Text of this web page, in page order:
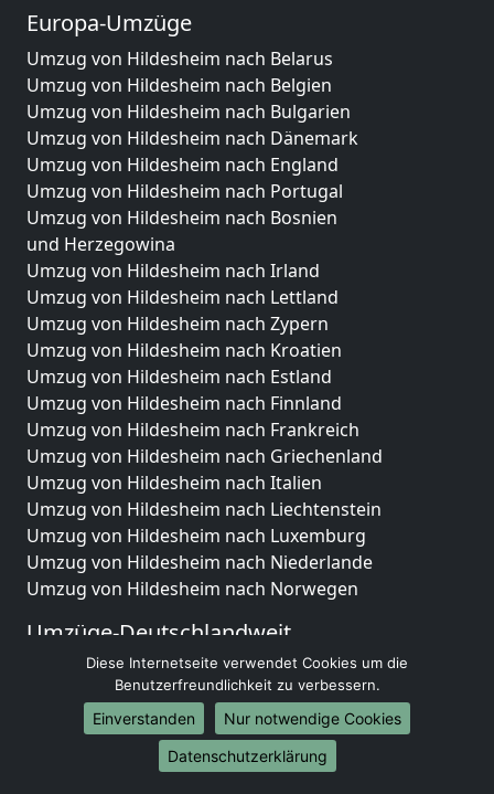
Europa-Umzüge
Umzug von Hildesheim nach Belarus
Umzug von Hildesheim nach Belgien
Umzug von Hildesheim nach Bulgarien
Umzug von Hildesheim nach Dänemark
Umzug von Hildesheim nach England
Umzug von Hildesheim nach Portugal
Umzug von Hildesheim nach Bosnien
und Herzegowina
Umzug von Hildesheim nach Irland
Umzug von Hildesheim nach Lettland
Umzug von Hildesheim nach Zypern
Umzug von Hildesheim nach Kroatien
Umzug von Hildesheim nach Estland
Umzug von Hildesheim nach Finnland
Umzug von Hildesheim nach Frankreich
Umzug von Hildesheim nach Griechenland
Umzug von Hildesheim nach Italien
Umzug von Hildesheim nach Liechtenstein
Umzug von Hildesheim nach Luxemburg
Umzug von Hildesheim nach Niederlande
Umzug von Hildesheim nach Norwegen
Umzüge-Deutschlandweit
Umzug von Hildesheim nach Berlin
Umzug von Hildesheim nach Hamburg
Umzug von Hildesheim nach München
Umzug von Hildesheim nach Köln
Umzug von Hildesheim nach Frankfurt am Main
Diese Internetseite verwendet Cookies um die
Benutzerfreundlichkeit zu verbessern.
Einverstanden
Nur notwendige Cookies
Datenschutzerklärung